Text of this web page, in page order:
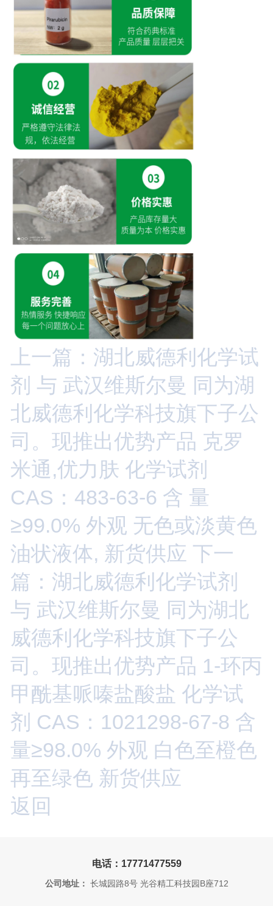
上一篇：湖北威德利化学试
剂 与 武汉维斯尔曼 同为湖
北威德利化学科技旗下子公
司。现推出优势产品 克罗
米通,优力肤 化学试剂
CAS：483-63-6 含 量
≥99.0% 外观 无色或淡黄色
油状液体, 新货供应 下一
篇：湖北威德利化学试剂
与 武汉维斯尔曼 同为湖北
威德利化学科技旗下子公
司。现推出优势产品 1-环丙
甲酰基哌嗪盐酸盐 化学试
剂 CAS：1021298-67-8 含
量≥98.0% 外观 白色至橙色
再至绿色 新货供应
返回
电话：17771477559
公司地址： 长城园路8号 光谷精工科技园B座712